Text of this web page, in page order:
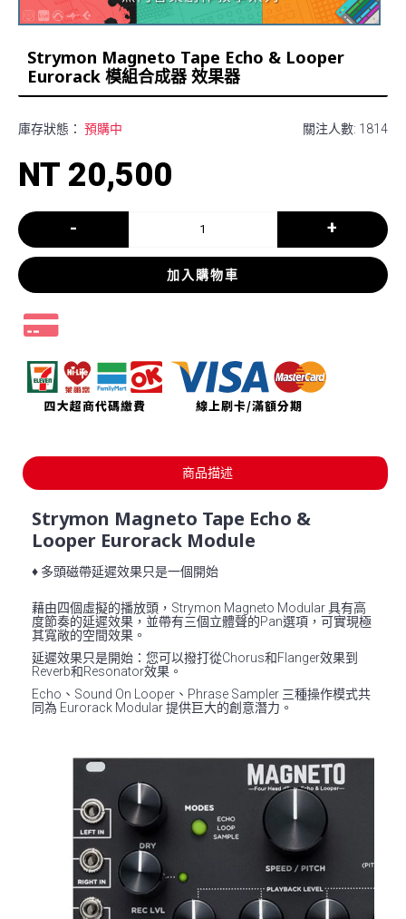
Strymon Magneto Tape Echo & Looper
Eurorack 模組合成器 效果器
關注人數: 1814
庫存狀態： 預購中
NT 20,500
- +
加入購物車
商品描述
Strymon Magneto Tape Echo &
Looper Eurorack Module
♦ 多頭磁帶延遲效果只是一個開始
藉由四個虛擬的播放頭，Strymon Magneto Modular 具有高
度節奏的延遲效果，並帶有三個立體聲的Pan選項，可實現極
其寬敞的空間效果。
延遲效果只是開始：您可以撥打從Chorus和Flanger效果到
Reverb和Resonator效果。
Echo、Sound On Looper、Phrase Sampler 三種操作模式共
同為 Eurorack Modular 提供巨大的創意潛力。